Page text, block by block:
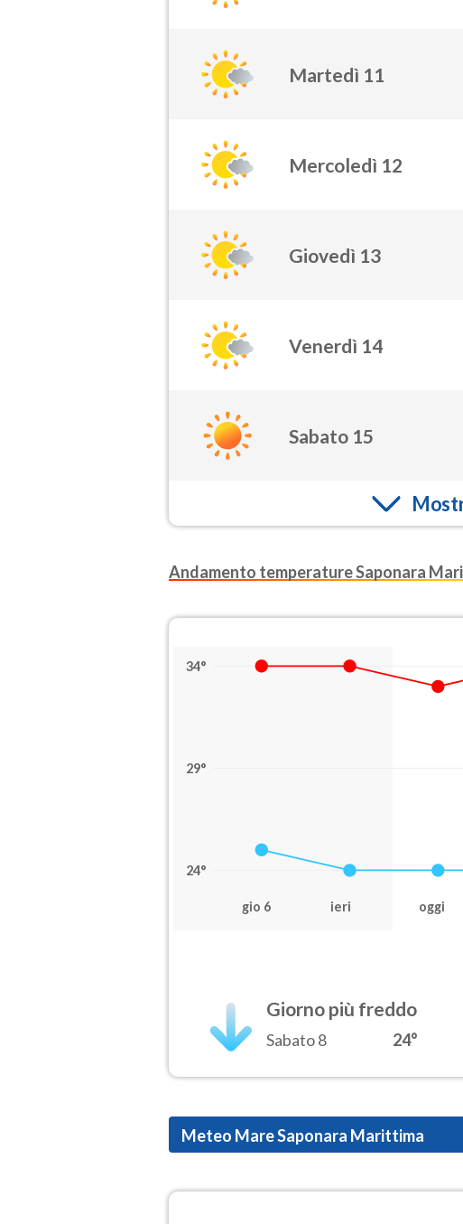
Martedì 11
Mercoledì 12
Giovedì 13
Venerdì 14
Sabato 15
Andamento temperature Saponara
34°
29°
24°
gio 6 ieri oggi
Giorno più freddo
Sabato 8 24°
Meteo Mare Saponara Marittima